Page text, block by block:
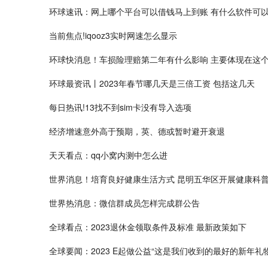
环球速讯：网上哪个平台可以借钱马上到账 有什么软件可
当前焦点!iqooz3实时网速怎么显示
环球快消息！车损险理赔第二年有什么影响 主要体现在这
环球最资讯丨2023年春节哪几天是三倍工资 包括这几天
每日热讯!13找不到sim卡没有导入选项
经济增速意外高于预期，英、德或暂时避开衰退
天天看点：qq小窝内测中怎么进
世界消息！培育良好健康生活方式 昆明五华区开展健康科
世界热消息：微信群成员怎样完成群公告
全球看点：2023退休金领取条件及标准 最新政策如下
全球要闻：2023 E起做公益“这是我们收到的最好的新年礼